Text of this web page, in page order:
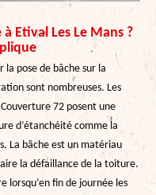
Etival Les Le Mans ?
pose de bâche sur la
sont nombreuses. Les
72 posent une
d’étanchéité comme la
La bâche est un matériau
la défaillance de la toiture.
lorsqu’en fin de journée les